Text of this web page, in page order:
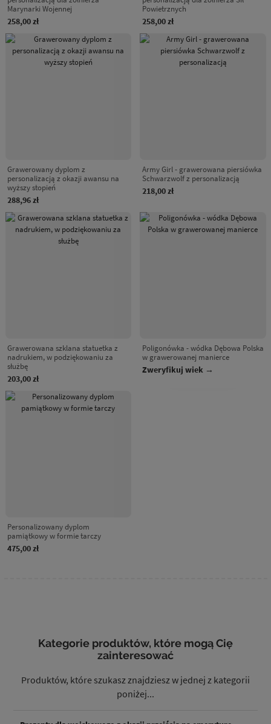
Marynarki Wojennej
258,00 zł
Powietrznych
258,00 zł
Grawerowany dyplom z
personalizacją z okazji awansu na
wyższy stopień
288,96 zł
Army Girl - grawerowana piersiówka
Schwarzwolf z personalizacją
218,00 zł
Grawerowana szklana statuetka z
nadrukiem, w podziękowaniu za
służbę
203,00 zł
Poligonówka - wódka Dębowa Polska
w grawerowanej manierce
Zweryfikuj wiek →
Personalizowany dyplom
pamiątkowy w formie tarczy
475,00 zł
Kategorie produktów, które mogą Cię
zainteresować
Produktów, które szukasz znajdziesz w jednej z kategorii
poniżej...